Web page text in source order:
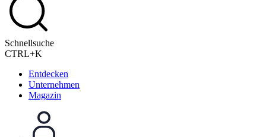
Schnellsuche
CTRL+K
Entdecken
Unternehmen
Magazin